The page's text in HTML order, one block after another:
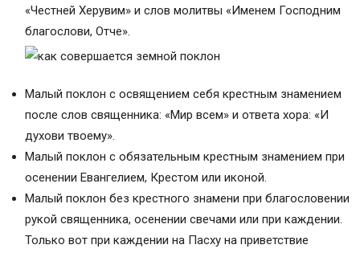
«Честней Херувим» и слов молитвы «Именем Господним
благослови, Отче».
Малый поклон с освящением себя крестным знамением
после слов священника: «Мир всем» и ответа хора: «И
духови твоему».
Малый поклон с обязательным крестным знамением при
осенении Евангелием, Крестом или иконой.
Малый поклон без крестного знамени при благословении
рукой священника, осенении свечами или при каждении.
Только вот при каждении на Пасху на приветствие